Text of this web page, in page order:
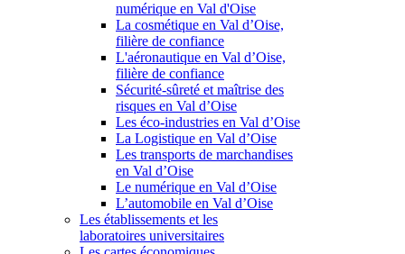
numérique en Val d'Oise
La cosmétique en Val d’Oise,
filière de confiance
L'aéronautique en Val d’Oise,
filière de confiance
Sécurité-sûreté et maîtrise des
risques en Val d’Oise
Les éco-industries en Val d’Oise
La Logistique en Val d’Oise
Les transports de marchandises
en Val d’Oise
Le numérique en Val d’Oise
L’automobile en Val d’Oise
Les établissements et les
laboratoires universitaires